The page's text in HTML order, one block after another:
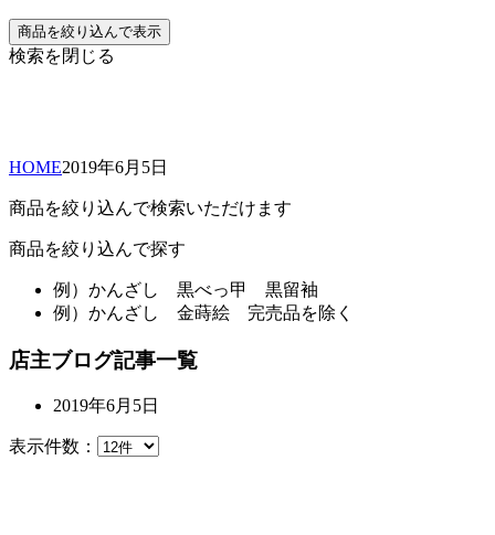
検索を閉じる
HOME2019年6月 5日
商品を絞り込んで検索いただけます
商品を絞り込んで探す
例） かんざし 黒べっ甲 黒留袖
例） かんざし 金蒔絵 完売品を除く
店主ブログ記事一覧
2019年6月5日
表示件数：